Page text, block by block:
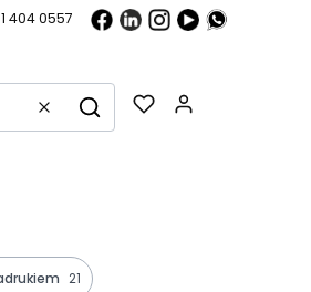
404 0557
WyczyśćSzukaj
21